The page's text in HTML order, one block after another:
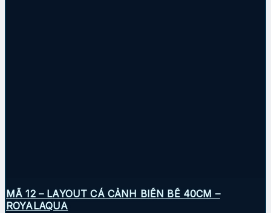
MÃ 12 – LAYOUT CÁ CẢNH BIỂN BỂ 40CM –
ROYALAQUA